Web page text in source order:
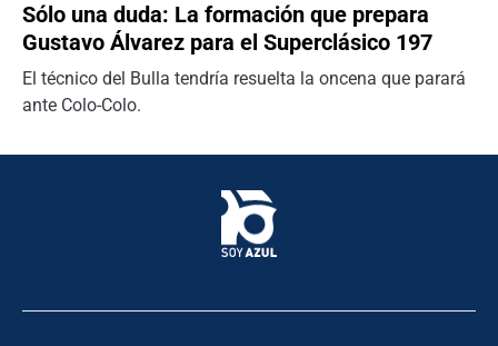
Sólo una duda: La formación que prepara
Gustavo Álvarez para el Superclásico 197
El técnico del Bulla tendría resuelta la oncena que parará
ante Colo-Colo.